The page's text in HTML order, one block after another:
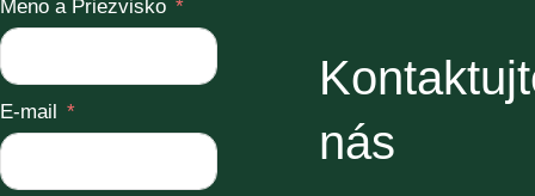
Meno a Priezvisko
E-mail
nás